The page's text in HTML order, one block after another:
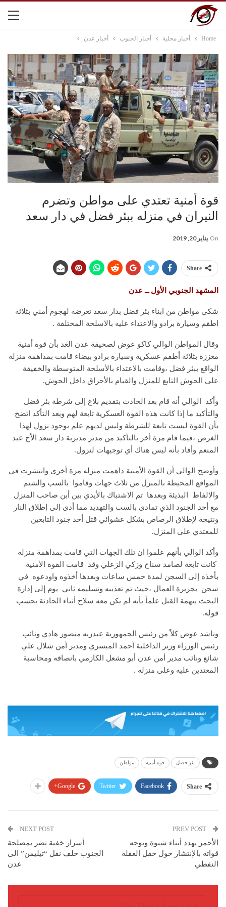
Home أخبار محلية أخبار الجنوب أخبار عدن
قوة أمنية تعتدي على مواطن وتضرم
النيران في منزله ببئر فضل في دار سعد
On يناير 20, 2019
Share
المشهد الجنوبي الأول ــ عدن
شكى مواطن من ابناء بئر فضل بدار سعد تعرضه لهجوم أمني بثلاثة
اطقم وسيارة برادو والاعتداء عليه بالاسلحة المختلفة .
وقال المواطن الوالي كاكو عوض لصحيفة عدن الغد بأن قوة أمنية
معززة بثلاثة أطقم عسكرية وسيارة برادو بيضاء قامت بمداهمة منزله
الواقع ببئر فضل ،وقامت بالاعتداء بالأسلحة المتوسطة والخفيفة
على الحوش التابع للمنزل والقيام بالأحراق داخل الحوش.
وأكد الوالي أنه قام بعد الحادث بتقديم بلاغ إلى شرطة بئر فضل
والتأكيد ما إذا كانت هذه القوة العسكرية تابعة لهم وبعد التأكد اتضح
بأن القوة ليست تابعة للشرطة وليس لديهم علم بوجود نزول لهذا
الغرض ،فيما قام مرة أخر بالتأكيد من مدير مديرية دار سعد الأخ عبد
المنعم وأفاد بأنه ليس هناك أي توجيهات لنزول.
وأوضح الوالي أن القوة الأمنية داهمت منزله مرة أخرى وانتشرت في
المواقع المحيطة بالمنزل من ثلاث جهات وقاموا بالسب والشتم
والالفاظ البذيئة وبعدها تم الاشتباك بالأيدي بين أبن صاحب المنزل
مع أحد الجنود الذي تمادى بالسب والتهديد مما أدى إلى إطلاق النار
ونتيجة لإطلاق الرصاص بشكل عشوائي قتل أحد جنود التابعين
للمعتدي على المنزل.
وأكد الوالي بأنهم علموا ان تلك الجهات التي قامت بمداهمة منزله
كانت تابعة لصامد سناح وزكي الزعلي وقد قامت القوة الأمنية
بأخذه إلى السجن لمدة خمس ساعات وبعدها أخذوه واودعوه في
سجن بجزيرة العمال ،حيث تم تعذيبه وتسليمه ثاني يوم إلى إدارة
البحث بتهمة القتل علماً بأنه لم يكن معه سلاح أثناء الحادثة بحسب
قوله.
وناشد عوض كلاً من رئيس الجمهورية عبدربه منصور هادي ونائب
رئيس الوزراء وزير الداخلية أحمد الميسري ومدير أمن شلال علي
شائع ونائب مدير أمن عدن أبو مشعل الكازمي بانصافه ومحاسبة
المعتدين عليه وعلى منزله .
بئر فضل قوة أمنية مواطن
Share
Facebook
Twitter
Google+
الأحمر يهدد أبناء شبوة ويوجه
قواته بالإنتشار حول حقل العقلة
النفطي
NEXT POST
أسرار خفية تضر بمصلحة
الجنوب خلف نقل “تيليمن” الى
عدن